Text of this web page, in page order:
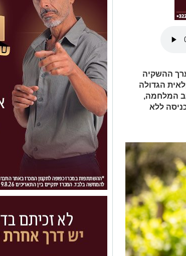
ההשקיה
הגדולה
המלחמה,
רביעי וחמישי, 28-29 בינואר 2026, הכניסה ללא